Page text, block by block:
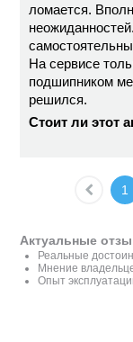
ломается.
На сервисе
подшипником
решился.
Стоит ли этот
1
Актуальные
Реальные
Мнение
Опыт